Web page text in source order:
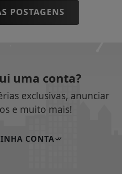
POSTAGENS
uma conta?
exclusivas, anunciar
e muito mais!
CONTA